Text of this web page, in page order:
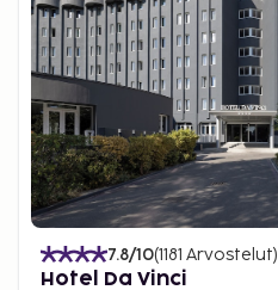
7.8/10(1181 Arvostelut)
Hotel Da Vinci